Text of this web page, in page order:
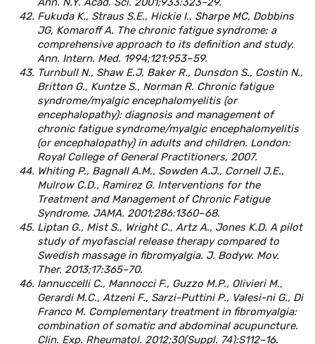
Fukuda K., Straus S.E., Hickie I., Sharpe MC, Dobbins
JG, Komaroff A. The chronic fatigue syndrome: a
comprehensive approach to its definition and study.
Ann. Intern. Med. 1994;121:953–59.
Turnbull N., Shaw E.J, Baker R., Duns­don S., Costin N.,
Britton G., Kuntze S., Norman R. Chronic fatigue
syndrome/myalgic encephalomyelitis (or
encephalopathy): diagnosis and management of
chronic fatigue syndrome/myalgic encephalomyelitis
(or encephalopathy) in adults and children. London:
Royal College of General Practitioners, 2007.
Whiting P., Bagnall A.M., Sowden A.J., Cornell J.E.,
Mulrow C.D., Ramirez G. Interventions for the
Treatment and Management of Chronic Fatigue
Syndrome. JAMA. 2001;286:1360–68.
Liptan G., Mist S., Wright C., Artz A., Jones K.D. A pilot
study of myofascial release therapy compared to
Swedish massage in fibromyalgia. J. Bodyw. Mov.
Ther. 2013;17:365–70.
Iannuccelli C., Mannocci F., Guzzo M.P., Olivieri M.,
Gerardi M.C., Atzeni F., Sarzi-Puttini P., Valesi-ni G., Di
Franco M. Complementary treatment in fibromyalgia:
combination of somatic and abdominal acupuncture.
Clin. Exp. Rheumatol. 2012;30(Suppl. 74):S112–16.